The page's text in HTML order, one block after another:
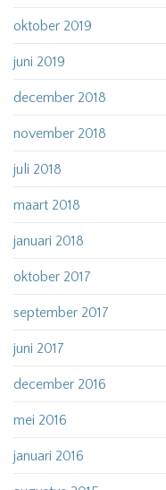
oktober 2019
juni 2019
december 2018
november 2018
juli 2018
maart 2018
januari 2018
oktober 2017
september 2017
juni 2017
december 2016
mei 2016
januari 2016